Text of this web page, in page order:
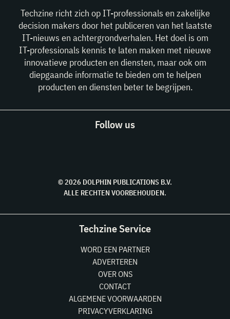
Techzine richt zich op IT-professionals en zakelijke
decision makers door het publiceren van het laatste
IT-nieuws en achtergrondverhalen. Het doel is om
IT-professionals kennis te laten maken met nieuwe
innovatieve producten en diensten, maar ook om
diepgaande informatie te bieden om te helpen
producten en diensten beter te begrijpen.
Follow us
© 2026 DOLPHIN PUBLICATIONS B.V.
ALLE RECHTEN VOORBEHOUDEN.
Techzine Service
WORD EEN PARTNER
ADVERTEREN
OVER ONS
CONTACT
ALGEMENE VOORWAARDEN
PRIVACYVERKLARING